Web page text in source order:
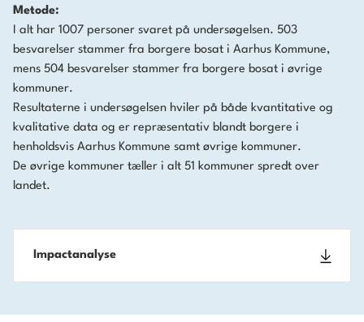
Metode:
I alt har 1007 personer svaret på undersøgelsen. 503
besvarelser stammer fra borgere bosat i Aarhus Kommune,
mens 504 besvarelser stammer fra borgere bosat i øvrige
kommuner.
Resultaterne i undersøgelsen hviler på både kvantitative og
kvalitative data og er repræsentativ blandt borgere i
henholdsvis Aarhus Kommune samt øvrige kommuner.
De øvrige kommuner tæller i alt 51 kommuner spredt over
landet.
Impactanalyse